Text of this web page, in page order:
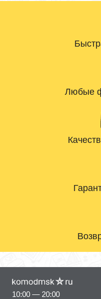
Любые
10:00 — 20:00